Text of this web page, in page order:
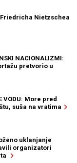
Friedricha Nietzschea
NACIONALIZMI:
pretvorio u
VODU: More pred
suša na vratima
uklanjanje
organizatori